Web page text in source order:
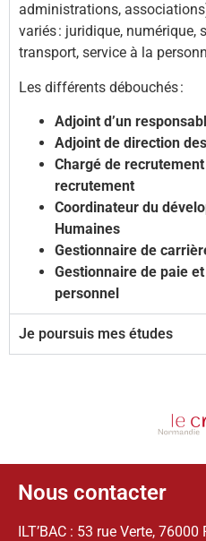
administrations,
variés : juridique, numérique,
transport, service à la
Les différents débouchés :
Adjoint d’un
Adjoint de direction
Chargé de
recrutement
Coordinateur du
Humaines
Gestionnaire de
Gestionnaire de paie
personnel
Je poursuis mes études
Nous contacter
ILT’BAC : 53 rue Verte, 76000